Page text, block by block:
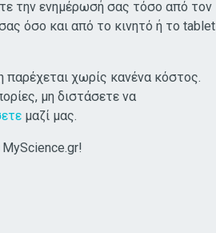
την ενημέρωσή σας τόσο από τον
όσο και από το κινητό ή το tablet
παρέχεται χωρίς κανένα κόστος.
μη διστάσετε να
μαζί μας.